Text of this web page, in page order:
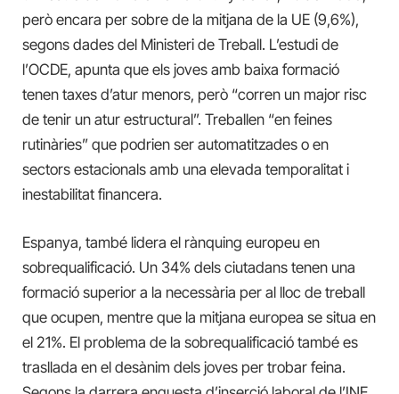
però encara per sobre de la mitjana de la UE (9,6%),
segons dades del Ministeri de Treball. L’estudi de
l’OCDE, apunta que els joves amb baixa formació
tenen taxes d’atur menors, però “corren un major risc
de tenir un atur estructural”. Treballen “en feines
rutinàries” que podrien ser automatitzades o en
sectors estacionals amb una elevada temporalitat i
inestabilitat financera.
Espanya, també lidera el rànquing europeu en
sobrequalificació. Un 34% dels ciutadans tenen una
formació superior a la necessària per al lloc de treball
que ocupen, mentre que la mitjana europea se situa en
el 21%. El problema de la sobrequalificació també es
trasllada en el desànim dels joves per trobar feina.